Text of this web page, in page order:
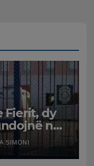
Fierit, dy
në
SIMONI